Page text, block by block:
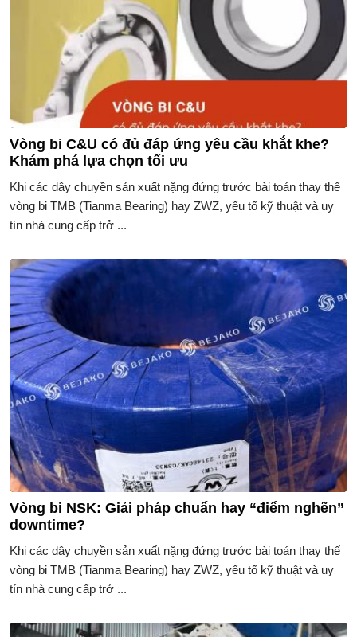
Vòng bi C&U có đủ đáp ứng yêu cầu khắt khe?
Khám phá lựa chọn tối ưu
Khi các dây chuyền sản xuất nặng đứng trước bài toán thay thế
vòng bi TMB (Tianma Bearing) hay ZWZ, yếu tố kỹ thuật và uy
tín nhà cung cấp trở ...
Vòng bi NSK: Giải pháp chuẩn hay “điểm nghẽn”
downtime?
Khi các dây chuyền sản xuất nặng đứng trước bài toán thay thế
vòng bi TMB (Tianma Bearing) hay ZWZ, yếu tố kỹ thuật và uy
tín nhà cung cấp trở ...